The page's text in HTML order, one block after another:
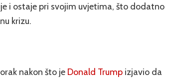
i ostaje pri svojim uvjetima, što dodatno
krizu.
nakon što je Donald Trump izjavio da